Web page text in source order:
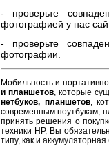
- проверьте
фотографией у нас
- проверьте
фотографии.
Мобильность и
и планшетов, которые
нетбуков, планшетов,
современным ноутбукам,
принять решения о
техники HP, Вы
типу, как и